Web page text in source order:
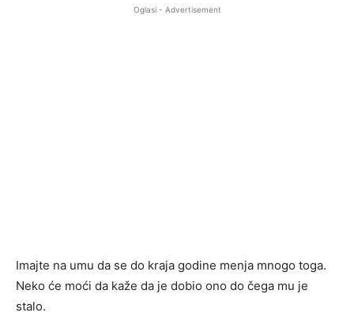
Oglasi - Advertisement
Imajte na umu da se do kraja godine menja mnogo toga.
Neko će moći da kaže da je dobio ono do čega mu je
stalo.